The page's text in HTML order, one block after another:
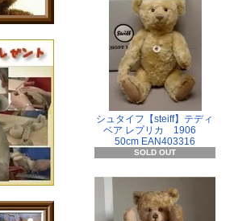
シュタイフ【steiff】テディ
ベア レプリカ 1906
50cm EAN403316
SOLD OUT